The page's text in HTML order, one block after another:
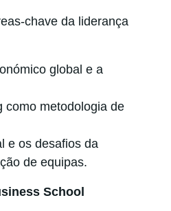
chave da liderança
global e a
como metodologia de
e os desafios da
de equipas.
School